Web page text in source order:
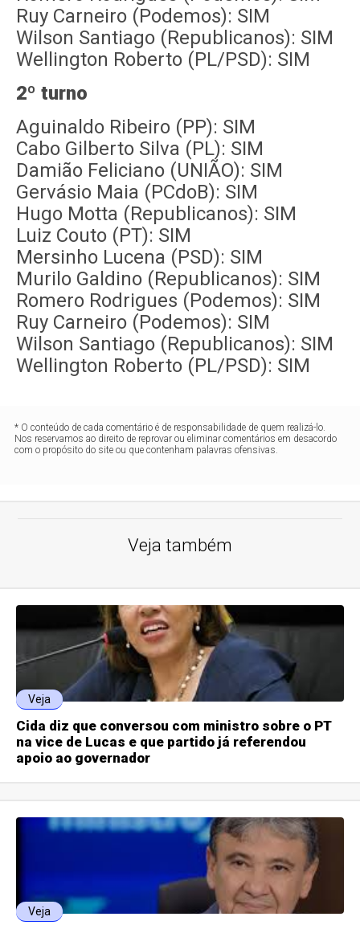
Ruy Carneiro (Podemos): SIM
Wilson Santiago (Republicanos): SIM
Wellington Roberto (PL/PSD): SIM
2º turno
Aguinaldo Ribeiro (PP): SIM
Cabo Gilberto Silva (PL): SIM
Damião Feliciano (UNIÃO): SIM
Gervásio Maia (PCdoB): SIM
Hugo Motta (Republicanos): SIM
Luiz Couto (PT): SIM
Mersinho Lucena (PSD): SIM
Murilo Galdino (Republicanos): SIM
Romero Rodrigues (Podemos): SIM
Ruy Carneiro (Podemos): SIM
Wilson Santiago (Republicanos): SIM
Wellington Roberto (PL/PSD): SIM
* O conteúdo de cada comentário é de responsabilidade de quem realizá-lo.
Nos reservamos ao direito de reprovar ou eliminar comentários em desacordo
com o propósito do site ou que contenham palavras ofensivas.
Veja também
Veja
Cida diz que conversou com ministro sobre o PT
na vice de Lucas e que partido já referendou
apoio ao governador
Veja